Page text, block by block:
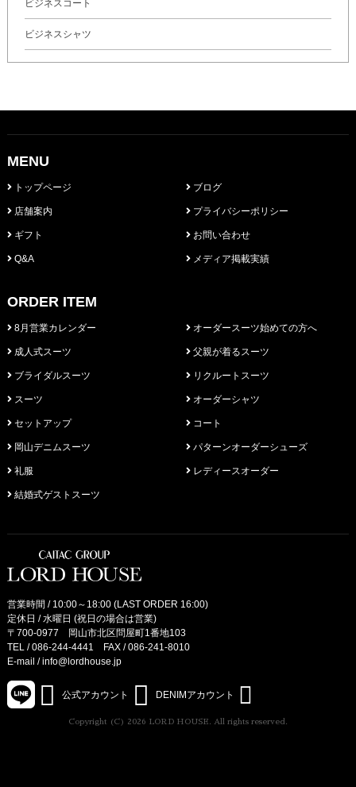
ビジネスコート
ビジネスシャツ
MENU
トップページ
店舗案内
ギフト
Q&A
ブログ
プライバシーポリシー
お問い合わせ
メディア掲載実績
ORDER ITEM
8月営業カレンダー
成人式スーツ
ブライダルスーツ
スーツ
セットアップ
岡山デニムスーツ
礼服
結婚式ゲストスーツ
オーダースーツ始めての方へ
父親が着るスーツ
リクルートスーツ
オーダーシャツ
コート
パターンオーダーシューズ
レディースオーダー
営業時間 / 10:00～18:00 (LAST ORDER 16:00)
定休日 / 水曜日 (祝日の場合は営業)
〒700-0977 岡山市北区問屋町1番地103
TEL /086-244-4441 FAX / 086-241-8010
E-mail /info@lordhouse.jp
公式アカウント DENIMアカウント
Copyright (C) 2026 LORD HOUSE. All rights reserved.